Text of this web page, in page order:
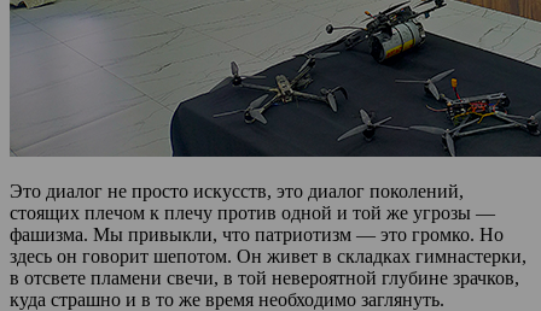
Это диалог не просто искусств, это диалог поколений,
стоящих плечом к плечу против одной и той же угрозы —
фашизма. Мы привыкли, что патриотизм — это громко. Но
здесь он говорит шепотом. Он живет в складках гимнастерки,
в отсвете пламени свечи, в той невероятной глубине зрачков,
куда страшно и в то же время необходимо заглянуть.